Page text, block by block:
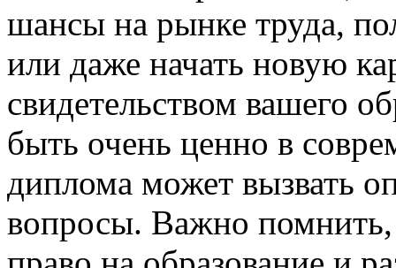
шансы на рынке труда,
или даже начать новую
свидетельством вашего
быть очень ценно в
диплома может вызвать
вопросы. Важно